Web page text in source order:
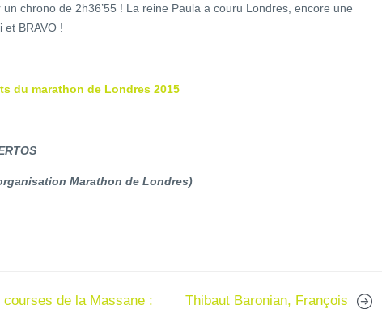
un chrono de 2h36’55 ! La reine Paula a couru Londres, encore une
BRAVO !
du marathon de Londres 2015
Marathon de Londres)
courses de la Massane :
Thibaut Baronian, François